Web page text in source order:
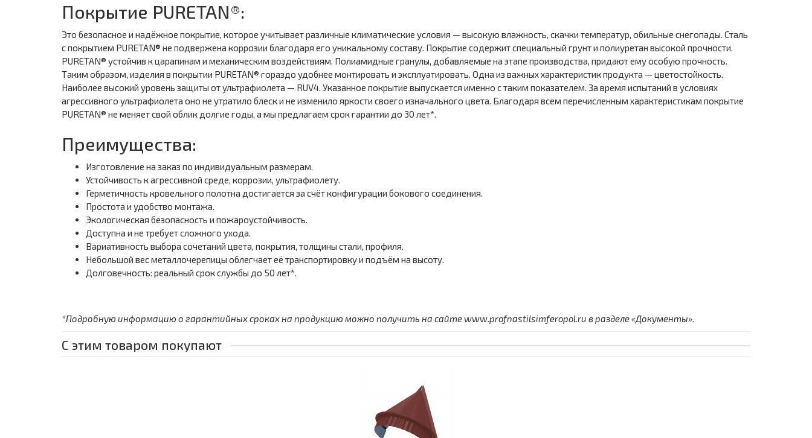
Покрытие PURETAN®:
Это безопасное и надёжное покрытие, которое учитывает различные климатические условия — высокую влажность, скачки температур, обильные снегопады. Сталь
с покрытием PURETAN® не подвержена коррозии благодаря его уникальному составу. Покрытие содержит специальный грунт и полиуретан высокой прочности.
PURETAN® устойчив к царапинам и механическим воздействиям. Полиамидные гранулы, добавляемые на этапе производства, придают ему особую прочность.
Таким образом, изделия в покрытии PURETAN® гораздо удобнее монтировать и эксплуатировать. Одна из важных характеристик продукта — цветостойкость.
Наиболее высокий уровень защиты от ультрафиолета — RUV4. Указанное покрытие выпускается именно с таким показателем. За время испытаний в условиях
агрессивного ультрафиолета оно не утратило блеск и не изменило яркости своего изначального цвета. Благодаря всем перечисленным характеристикам покрытие
PURETAN® не меняет свой облик долгие годы, а мы предлагаем срок гарантии до 30 лет*.
Преимущества:
Изготовление на заказ по индивидуальным размерам.
Устойчивость к агрессивной среде, коррозии, ультрафиолету.
Герметичность кровельного полотна достигается за счёт конфигурации бокового соединения.
Простота и удобство монтажа.
Экологическая безопасность и пожароустойчивость.
Доступна и не требует сложного ухода.
Вариативность выбора сочетаний цвета, покрытия, толщины стали, профиля.
Небольшой вес металлочерепицы облегчает её транспортировку и подъём на высоту.
Долговечность: реальный срок службы до 50 лет*.
*Подробную информацию о гарантийных сроках на продукцию можно получить на сайте www.profnastilsimferopol.ru в разделе «Документы».
С этим товаром покупают